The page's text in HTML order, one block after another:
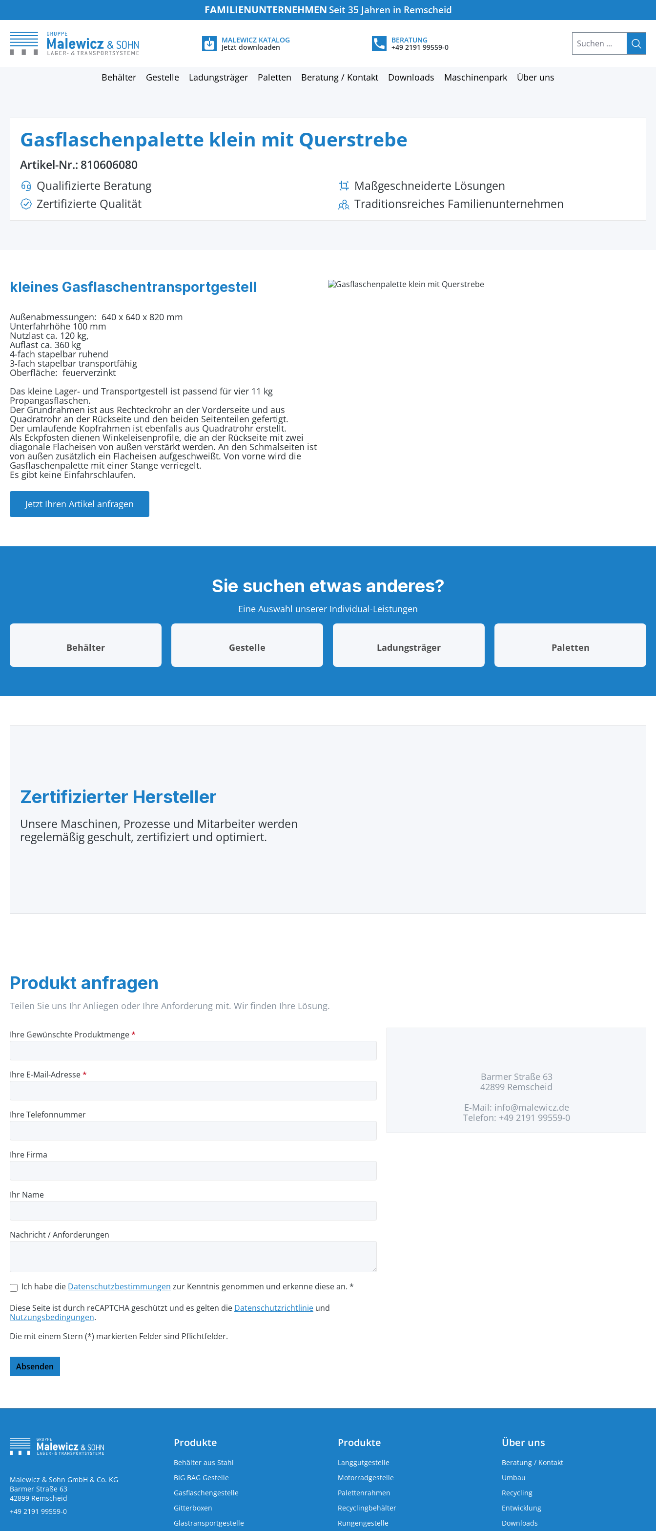
FAMILIENUNTERNEHMEN Seit 35 Jahren in Remscheid
MALEWICZ KATALOG
Jetzt downloaden
BERATUNG
+49 2191 99559-0
Behälter Gestelle Ladungsträger Paletten Beratung / Kontakt Downloads Maschinenpark Über uns
Gasflaschenpalette klein mit Querstrebe
Artikel-Nr.: 810606080
Qualifizierte Beratung
Zertifizierte Qualität
Maßgeschneiderte Lösungen
Traditionsreiches Familienunternehmen
kleines Gasflaschentransportgestell
Außenabmessungen: 640 x 640 x 820 mm
Unterfahrhöhe 100 mm
Nutzlast ca. 120 kg,
Auflast ca. 360 kg
4-fach stapelbar ruhend
3-fach stapelbar transportfähig
Oberfläche: feuerverzinkt
Das kleine Lager- und Transportgestell ist passend für vier 11 kg
Propangasflaschen.
Der Grundrahmen ist aus Rechteckrohr an der Vorderseite und aus
Quadratrohr an der Rückseite und den beiden Seitenteilen gefertigt.
Der umlaufende Kopfrahmen ist ebenfalls aus Quadratrohr erstellt.
Als Eckpfosten dienen Winkeleisenprofile, die an der Rückseite mit zwei
diagonale Flacheisen von außen verstärkt werden. An den Schmalseiten ist
von außen zusätzlich ein Flacheisen aufgeschweißt. Von vorne wird die
Gasflaschenpalette mit einer Stange verriegelt.
Es gibt keine Einfahrschlaufen.
Jetzt Ihren Artikel anfragen
Sie suchen etwas anderes?
Eine Auswahl unserer Individual-Leistungen
Behälter Gestelle Ladungsträger Paletten
Zertifizierter Hersteller
Unsere Maschinen, Prozesse und Mitarbeiter werden
regelemäßig geschult, zertifiziert und optimiert.
Produkt anfragen
Teilen Sie uns Ihr Anliegen oder Ihre Anforderung mit. Wir finden Ihre Lösung.
Ihre Gewünschte Produktmenge*
Ihre E-Mail-Adresse*
Ihre Telefonnummer
Ihre Firma
Ihr Name
Nachricht / Anforderungen
Ich habe die Datenschutzbestimmungen zur Kenntnis genommen und erkenne diese an. *
Diese Seite ist durch reCAPTCHA geschützt und es gelten die Datenschutzrichtlinie und
Nutzungsbedingungen.
Die mit einem Stern (*) markierten Felder sind Pflichtfelder.
Absenden
Barmer Straße 63
42899 Remscheid
E-Mail: info@malewicz.de
Telefon: +49 2191 99559-0
Malewicz & Sohn GmbH & Co. KG
Barmer Straße 63
42899 Remscheid
+49 2191 99559-0
Produkte
Behälter aus Stahl
BIG BAG Gestelle
Gasflaschengestelle
Gitterboxen
Glastransportgestelle
Produkte
Langgutgestelle
Motorradgestelle
Palettenrahmen
Recyclingbehälter
Rungengestelle
Über uns
Beratung / Kontakt
Umbau
Recycling
Entwicklung
Downloads